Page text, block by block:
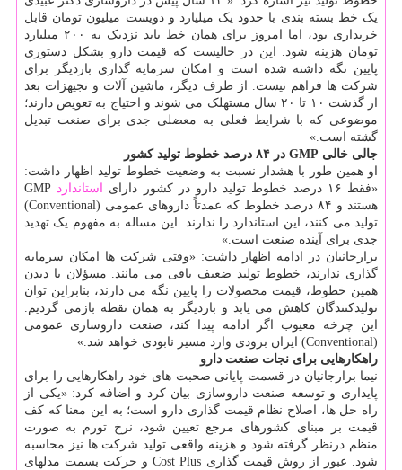
یک خط بسته بندی با حدود یک میلیارد و دویست میلیون تومان قابل
خریداری بود، اما امروز برای همان خط باید نزدیک به ۲۰۰ میلیارد
تومان هزینه شود. این در حالیست که قیمت دارو بشکل دستوری
پایین نگه داشته شده است و امکان سرمایه گذاری باردیگر برای
شرکت ها فراهم نیست. از طرف دیگر، ماشین آلات و تجیهزات بعد
از گذشت ۱۰ تا ۲۰ سال مستهلک می شوند و احتیاج به تعویض دارند؛
موضوعی که با شرایط فعلی به معضلی جدی برای صنعت تبدیل
گشته است.»
جالی خالی GMP در ۸۴ درصد خطوط تولید کشور
او همین طور با هشدار نسبت به وضعیت خطوط تولید اظهار داشت:
«فقط ۱۶ درصد خطوط تولید دارو در کشور دارای
استاندارد GMP
هستند و ۸۴ درصد خطوط که عمدتاً داروهای عمومی (Conventional)
تولید می کنند، این استاندارد را ندارند. این مساله به مفهوم یک تهدید
جدی برای آینده صنعت است.»
برارجانیان در ادامه اظهار داشت: «وقتی شرکت ها امکان سرمایه
گذاری ندارند، خطوط تولید ضعیف باقی می مانند. مسؤلان با دیدن
همین خطوط، قیمت محصولات را پایین نگه می دارند، بنابراین توان
تولیدکنندگان کاهش می یابد و باردیگر به همان نقطه بازمی گردیم.
این چرخه معیوب اگر ادامه پیدا کند، صنعت داروسازی عمومی
(Conventional) ایران بزودی وارد مسیر نابودی خواهد شد.»
راهکارهایی برای نجات صنعت دارو
نیما برارجانیان در قسمت پایانی صحبت های خود راهکارهایی را برای
پایداری و توسعه صنعت داروسازی بیان کرد و اضافه کرد: «یکی از
راه حل ها، اصلاح نظام قیمت گذاری دارو است؛ به این معنا که کف
قیمت بر مبنای کشورهای مرجع تعیین شود، نرخ تورم به صورت
منظم درنظر گرفته شود و هزینه واقعی تولید شرکت ها نیز محاسبه
شود. عبور از روش قیمت گذاری Cost Plus و حرکت بسمت مدلهای